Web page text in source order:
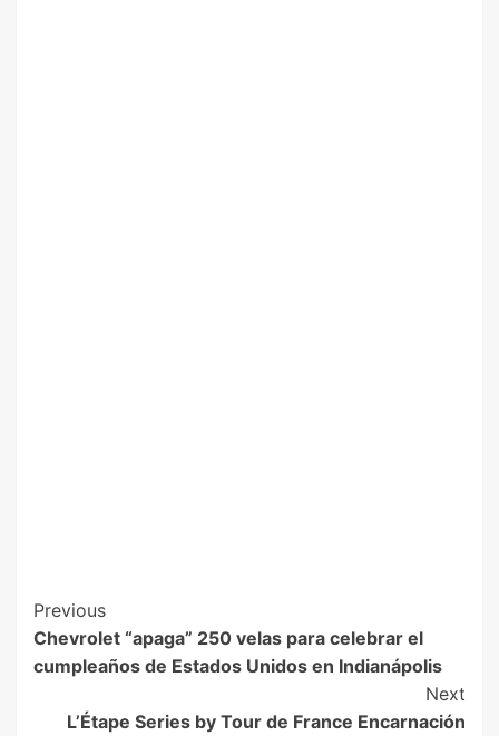
Previous
Chevrolet “apaga” 250 velas para celebrar el
cumpleaños de Estados Unidos en Indianápolis
Next
L’Étape Series by Tour de France Encarnación